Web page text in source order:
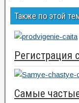
Также по этой
Регистрация
Самые